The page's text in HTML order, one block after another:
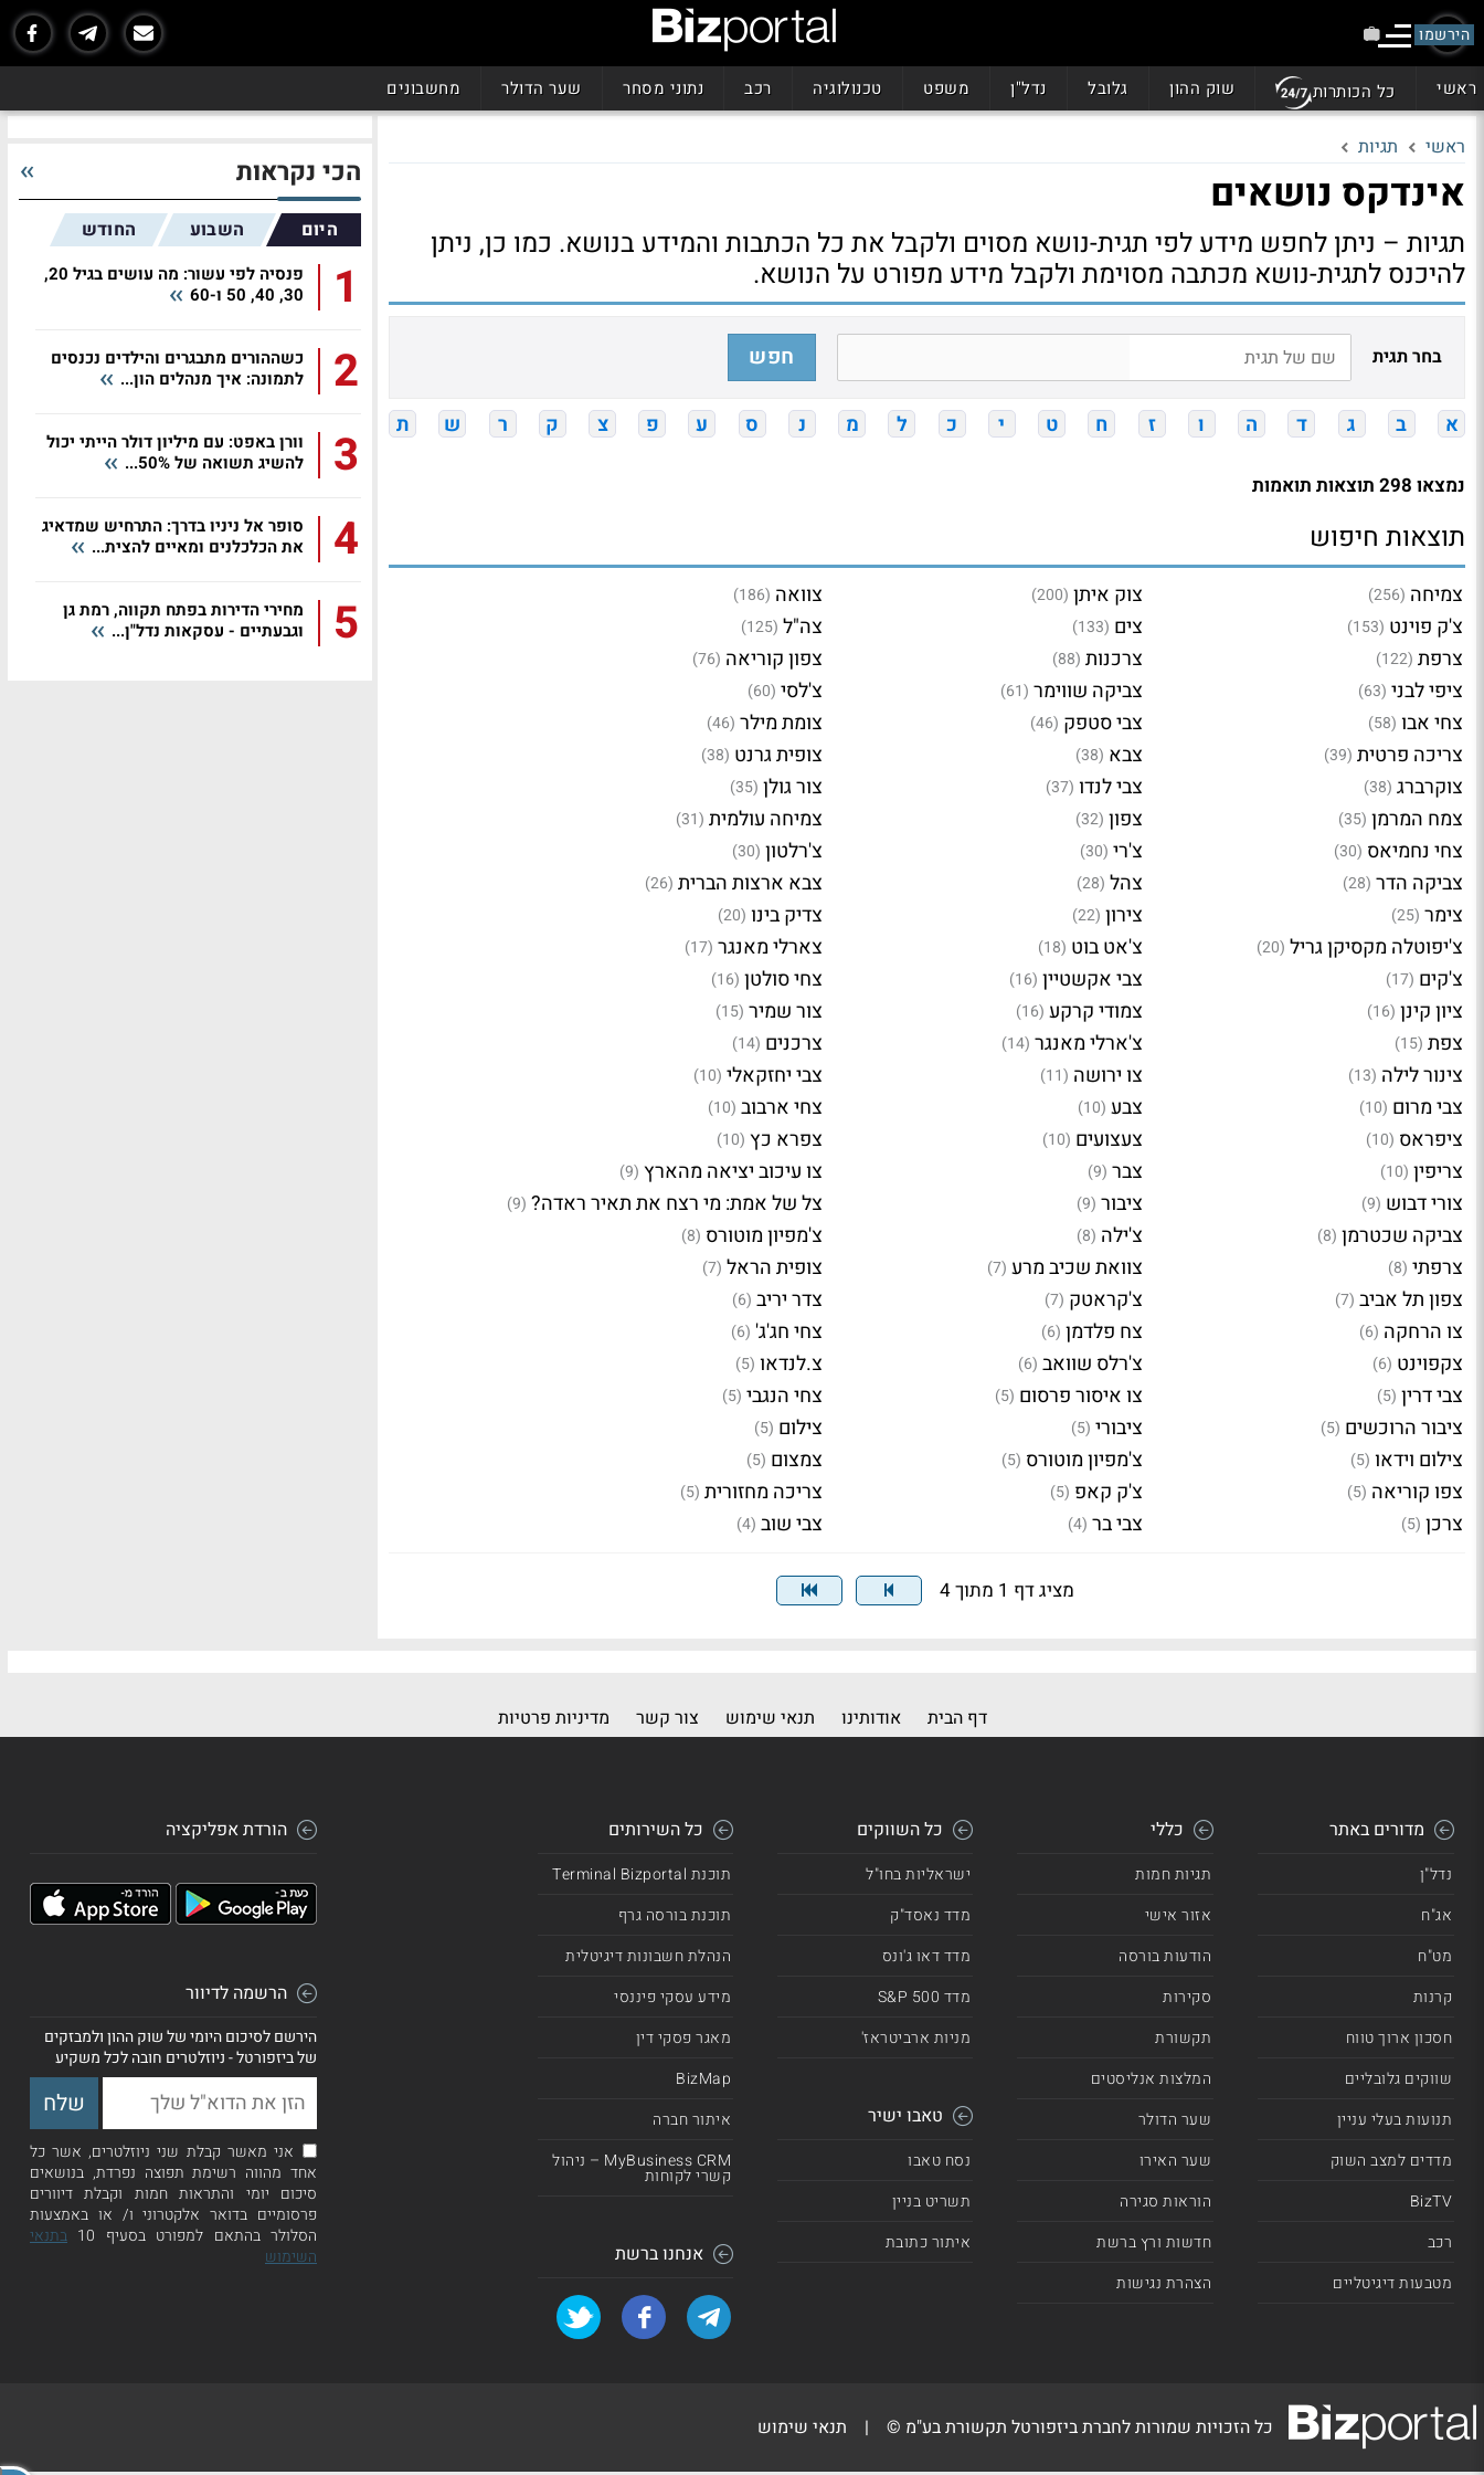
הירשמו
ראשי כל הכותרות שוק ההון גלובל נדל"ן משפט טכנולוגיה רכב נתוני מסחר שער הדולר מחשבונים
ראשי תגיות
אינדקס נושאים
תגיות – ניתן לחפש מידע לפי תגית-נושא מסוים ולקבל את כל הכתבות והמידע בנושא. כמו כן, ניתן
להיכנס לתגית-נושא מכתבה מסוימת ולקבל מידע מפורט על הנושא.
בחר תגית חפש
א ב ג ד ה ו ז ח ט י כ ל מ נ ס ע פ צ ק ר ש ת
נמצאו 298 תוצאות תואמות
תוצאות חיפוש
צמיחה (256) צוק איתן (200) צוואה (186)
צ'ק פוינט (153) צים (133) צה"ל (125)
צרפת (122) צרכנות (88) צפון קוריאה (76)
ציפי לבני (63) צביקה שווימר (61) צ'לסי (60)
צחי אבו (58) צבי סטפק (46) צומת מילר (46)
צריכה פרטית (39) צבא (38) צופית גרנט (38)
צוקרברג (38) צבי לנדו (37) צור גולן (35)
צמח המרמן (35) צפון (32) צמיחה עולמית (31)
צחי נחמיאס (30) צ'רי (30) צ'רלטון (30)
צביקה הדר (28) צהל (28) צבא ארצות הברית (26)
צימר (25) צירון (22) צדיק בינו (20)
צ'יפוטלה מקסיקן גריל (20) צ'אט בוט (18) צארלי מאנגר (17)
צ'קים (17) צבי אקשטיין (16) צחי סולטן (16)
ציון קינן (16) צמודי קרקע (16) צור שמיר (15)
צפת (15) צ'ארלי מאנגר (14) צרכנים (14)
צינור לילה (13) צו ירושה (11) צבי יחזקאלי (10)
צבי מרום (10) צבע (10) צחי ארבוב (10)
ציפראס (10) צעצועים (10) צפרא כץ (10)
צריפין (10) צבר (9) צו עיכוב יציאה מהארץ (9)
צורי דבוש (9) ציבור (9) צל של אמת: מי רצח את תאיר ראדה? (9)
צביקה שכטרמן (8) צ'ילה (8) צ'מפיון מוטורס (8)
צרפתי (8) צוואת שכיב מרע (7) צופית הראל (7)
צפון תל אביב (7) צ'קראטק (7) צדר יריב (6)
צו הרחקה (6) צח פלדמן (6) צחי חג'ג' (6)
צקפוינט (6) צ'רלס שוואב (6) צ.לנדאו (5)
צבי דרין (5) צו איסור פרסום (5) צחי הנגבי (5)
ציבור הרוכשים (5) ציבורי (5) צילום (5)
צילום וידאו (5) צ'מפיון מוטורס (5) צמצום (5)
צפו קוריאה (5) צ'ק קאפ (5) צריכה מחזורית (5)
צרכן (5) צבי בר (4) צבי שוב (4)
מציג דף 1 מתוך 4
הכי נקראות
היום השבוע החודש
1
פנסיה לפי עשור: מה עושים בגיל 20,
30, 40, 50 ו-60
2
כשההורים מתבגרים והילדים נכנסים
לתמונה: איך מנהלים הון...
3
וורן באפט: עם מיליון דולר הייתי יכול
להשיג תשואה של 50%...
4
סופר אל ניניו בדרך: התרחיש שמדאיג
את הכלכלנים ומאיים להצית...
5
מחירי הדירות בפתח תקווה, רמת גן
וגבעתיים - עסקאות נדל"ן...
דף הבית אודותינו תנאי שימוש צור קשר מדיניות פרטיות
מדורים באתר
נדל"ן
אג"ח
מט"ח
קרנות
חסכון ארוך טווח
שווקים גלובליים
תנועות בעלי עניין
מדדים למצב השוק
BizTV
רכב
מטבעות דיגיטליים
כללי
תגיות חמות
אזור אישי
הודעות בורסה
סקירות
תקשורת
המלצות אנליסטים
שער הדולר
שער האירו
הוראות סגירה
חדשות ורץ ברשת
הצהרת נגישות
כל השווקים
ישראליות בחו"ל
מדד נאסד"ק
מדד דאו ג'ונס
מדד 500 S&P
מניות ארביטראז'
טאבו ישיר
נסח טאבו
תשריט בניין
איתור כתובת
כל השירותים
תוכנת Terminal Bizportal
תוכנת בורסה גרף
הנהלת חשבונות דיגיטלית
מידע עסקי פיננסי
מאגר פסקי דין
BizMap
איתור חברה
MyBusiness CRM – ניהול
קשרי לקוחות
אנחנו ברשת
הורדת אפליקציה
הרשמה לדיוור
הירשם לסיכום היומי של שוק ההון ולמבזקים
של ביזפורטל - ניוזלטרים חובה לכל משקיע
אני מאשר קבלת שני ניוזלטרים, אשר כל
אחד מהווה רשימת תפוצה נפרדת, בנושאים
סיכום יומי והתראות חמות וקבלת דיוורים
פרסומיים בדואר אלקטרוני ו/ או באמצעות
הסלולר בהתאם למפורט בסעיף 10
בתנאי
השימוש
כל הזכויות שמורות לחברת ביזפורטל תקשורת בע"מ © | תנאי שימוש